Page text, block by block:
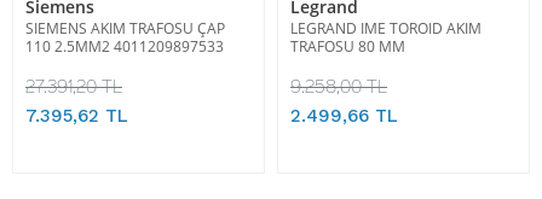
Siemens
SIEMENS AKIM TRAFOSU ÇAP
110 2.5MM2 4011209897533
27.391,20 TL
7.395,62 TL
Legrand
LEGRAND IME TOROID AKIM
TRAFOSU 80 MM
9.258,00 TL
2.499,66 TL